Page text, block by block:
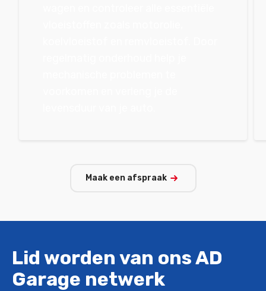
Maak een afspraak
Lid worden van ons AD
Garage netwerk